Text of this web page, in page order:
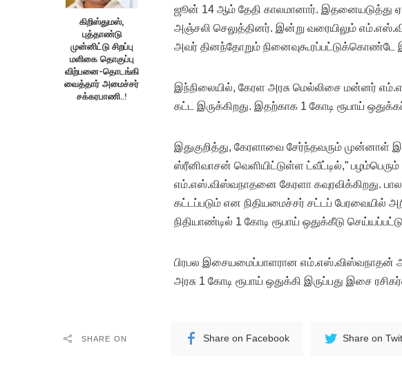
கிறிஸ்துமஸ்,
புத்தாண்டு
முன்னிட்டு சிறப்பு
மளிகை தொகுப்பு
விற்பனை-தொடங்கி
வைத்தார் அமைச்சர்
சக்கரபாணி..!
ஜூன் 14 ஆம் தேதி காலமானார். இதனையடுத்து
அஞ்சலி செலுத்தினர். இன்று வரையிலும்
அவர் தினந்தோறும் நினைவுகூரப்பட்டுக்கொண்டே
இந்நிலையில், கேரள அரசு மெல்லிசை மன்னர்
கட்ட இருக்கிறது. இதற்காக 1 கோடி ரூபாய்
இதுகுறித்து, கேரளாவை சேர்ந்தவரும் முன்னாள்
ஸ்ரீனிவாசன் வெளியிட்டுள்ள ட்வீட்டில்,”
எம்.எஸ்.விஸ்வநாதனை கேரளா கவுரவிக்கிறது.
கட்டப்படும் என நிதியமைச்சர் சட்டப் பேரவையில்
நிதியாண்டில் 1 கோடி ரூபாய் ஒதுக்கீடு
பிரபல இசையமைப்பாளரான எம்.எஸ்.விஸ்வநாதன்
அரசு 1 கோடி ரூபாய் ஒதுக்கி இருப்பது இசை
SHARE ON Share on Facebook Share on